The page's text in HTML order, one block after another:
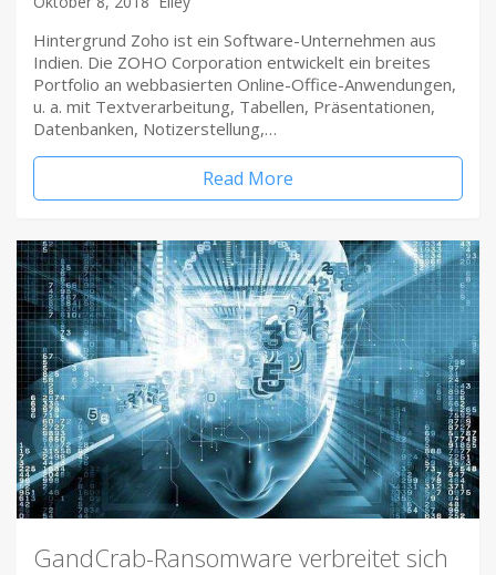
Hintergrund Zoho ist ein Software-Unternehmen aus
Indien. Die ZOHO Corporation entwickelt ein breites
Portfolio an webbasierten Online-Office-Anwendungen,
u. a. mit Textverarbeitung, Tabellen, Präsentationen,
Datenbanken, Notizerstellung,…
Read More
GandCrab-Ransomware verbreitet sich